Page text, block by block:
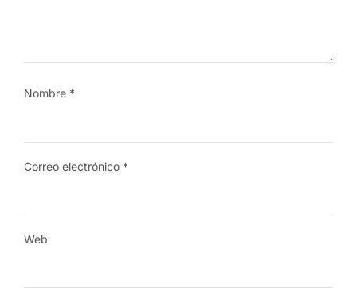
Nombre *
Correo electrónico *
Web